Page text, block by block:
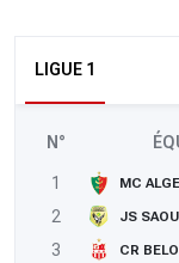
LIGUE 1
N°
1 MC
2
JS
3
CR